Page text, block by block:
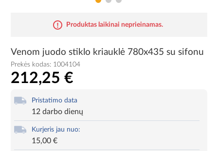
Produktas laikinai neprieinamas.
Venom juodo stiklo kriauklė 780x435 su sifonu
Prekės kodas: 1004104
212,25 €
Pristatimo data
12 darbo dienų
Kurjeris jau nuo:
15,00 €